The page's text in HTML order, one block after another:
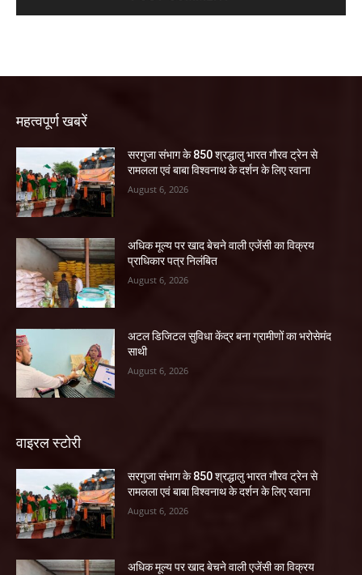
महत्वपूर्ण खबरें
सरगुजा संभाग के 850 श्रद्धालु भारत गौरव ट्रेन से
रामलला एवं बाबा विश्वनाथ के दर्शन के लिए रवाना
August 6, 2026
अधिक मूल्य पर खाद बेचने वाली एजेंसी का विक्रय
प्राधिकार पत्र निलंबित
August 6, 2026
अटल डिजिटल सुविधा केंद्र बना ग्रामीणों का भरोसेमंद
साथी
August 6, 2026
वाइरल स्टोरी
सरगुजा संभाग के 850 श्रद्धालु भारत गौरव ट्रेन से
रामलला एवं बाबा विश्वनाथ के दर्शन के लिए रवाना
August 6, 2026
अधिक मूल्य पर खाद बेचने वाली एजेंसी का विक्रय